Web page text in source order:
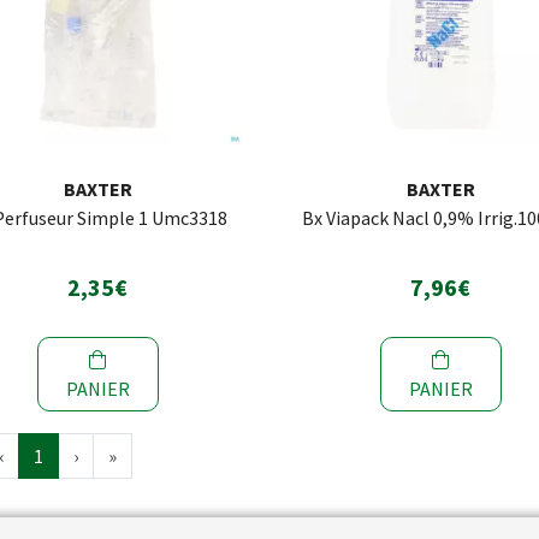
BAXTER
Simple 1 Umc3318
2,35€
PANIER
BAXTER
Bx Viapack Nacl 0,9%
7,96€
PANIER
‹ 1 › »